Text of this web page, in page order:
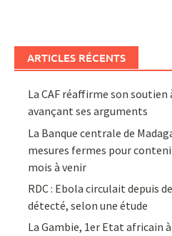
ARTICLES RÉCENTS
La CAF réaffirme son
avançant ses arguments
La Banque centrale de
mesures fermes pour
mois à venir
RDC : Ebola circulait depuis
détecté, selon une étude
La Gambie, 1er Etat africain